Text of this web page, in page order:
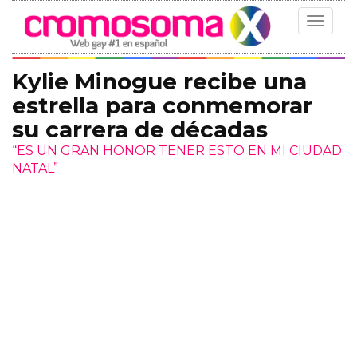
Toggle
Kylie Minogue recibe una
estrella para conmemorar
su carrera de décadas
“ES UN GRAN HONOR TENER ESTO EN MI CIUDAD
NATAL”